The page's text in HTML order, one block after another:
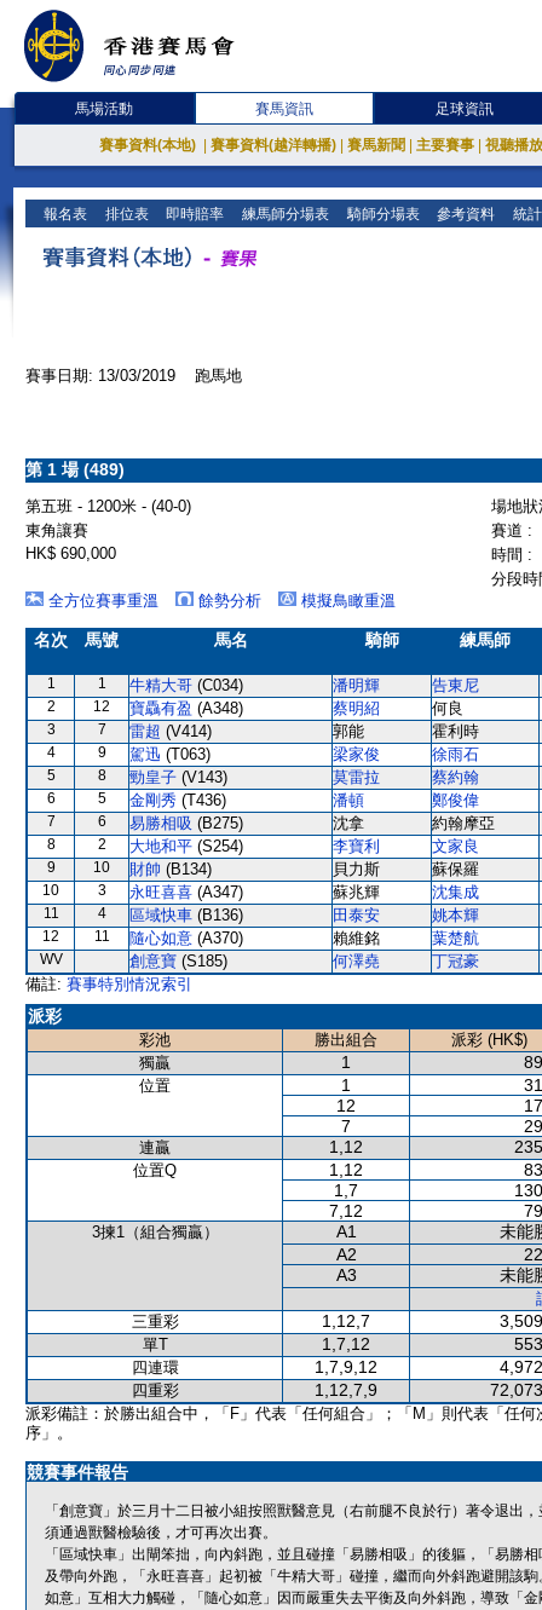
馬場活動 賽馬資訊 足球資訊
賽事資料(本地) 賽事資料(越洋轉播) 賽馬新聞 主要賽事 視聽播
報名表 排位表 即時賠率 練馬師分場表 騎師分場表 參考資料 統
賽事日期: 13/03/2019 跑馬地
第 1 場 (489)
第五班 - 1200米 - (40-0)
場地
東角讓賽
賽道 :
HK$ 690,000
時間 :
分段
全方位賽事重溫
餘勢分析 模擬鳥瞰重溫
名次 馬號 馬名 騎師 練馬師
1 1 牛精大哥 (C034) 潘明輝 告東尼
2 12 寶驫有盈 (A348) 蔡明紹 何良
3 7 雷超 (V414) 郭能 霍利時
4 9 駕迅 (T063) 梁家俊 徐雨石
5 8 勁皇子 (V143) 莫雷拉 蔡約翰
6 5 金剛秀 (T436) 潘頓 鄭俊偉
7 6 易勝相吸 (B275) 沈拿 約翰摩亞
8 2 大地和平 (S254) 李寶利 文家良
9 10 財帥 (B134) 貝力斯 蘇保羅
10 3 永旺喜喜 (A347) 蘇兆輝 沈集成
11 4 區域快車 (B136) 田泰安 姚本輝
12 11 隨心如意 (A370) 賴維銘 葉楚航
WV 創意寶 (S185) 何澤堯
丁冠豪
備註: 賽事特別情況索引
派彩
彩池 勝出組合
派彩 (HK$)
獨贏
1
位置 1
12
7
連贏 1,12
位置Q 1,12
1,7
7,12
3揀1（組合獨贏） A1
未能
A2
A3
未能
三重彩
1,12,7
單T 1,7,12
四連環 1,7,9,12
四重彩 1,12,7,9
派彩備註：於勝出組合中，「F」代表「任何組合」；「M」則代表「任何
序」。
競賽事件報告
「創意寶」於三月十二日被小組按照獸醫意見（右前腿不良於行）著令退出
須通過獸醫檢驗後，才可再次出賽。
「區域快車」出閘笨拙，向內斜跑，並且碰撞「易勝相吸」的後軀，「易勝
及帶向外跑，「永旺喜喜」起初被「牛精大哥」碰撞，繼而向外斜跑避開該
如意」互相大力觸碰，「隨心如意」因而嚴重失去平衡及向外斜跑，導致「